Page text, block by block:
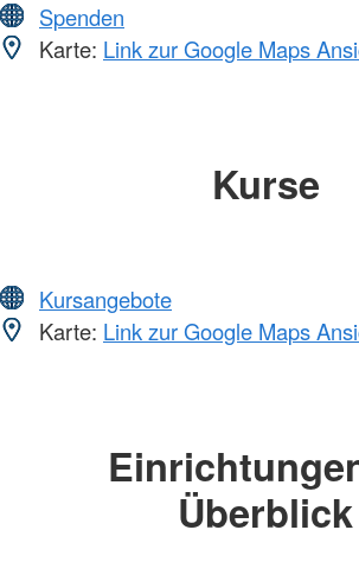
Spenden
Karte: Link zur Google Maps
Kurse
Kursangebote
Karte: Link zur Google Maps
Überblick